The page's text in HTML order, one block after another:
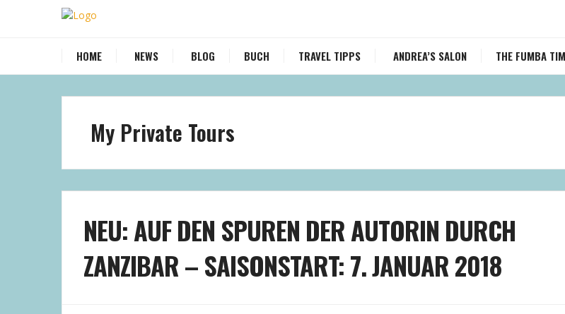
HOME NEWS BLOG BUCH TRAVEL TIPPS ANDREA’S SALON THE FUMBA
My Private Tours
NEU: AUF DEN SPUREN DER AUTORIN DURCH
ZANZIBAR – SAISONSTART: 7. JANUAR 2018